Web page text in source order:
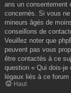
ans un consentement
concernés. Si vous
mineurs âgés de
conseillons de
Veuillez noter que
peuvent pas vous
être contactés à ce
question « Qui dois-je
légaux liés à ce forum
Haut